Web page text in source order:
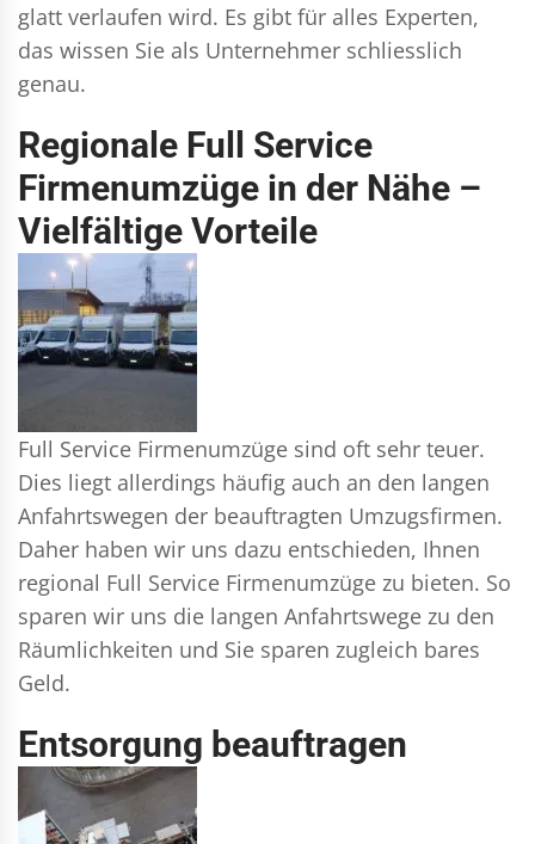
glatt verlaufen wird. Es gibt für alles Experten,
das wissen Sie als Unternehmer schliesslich
genau.
Regionale Full Service
Firmenumzüge in der Nähe –
Vielfältige Vorteile
Full Service Firmenumzüge sind oft sehr teuer.
Dies liegt allerdings häufig auch an den langen
Anfahrtswegen der beauftragten Umzugsfirmen.
Daher haben wir uns dazu entschieden, Ihnen
regional Full Service Firmenumzüge zu bieten. So
sparen wir uns die langen Anfahrtswege zu den
Räumlichkeiten und Sie sparen zugleich bares
Geld.
Entsorgung beauftragen